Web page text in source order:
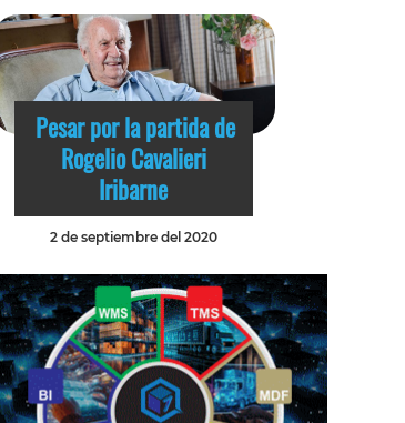
Pesar por la partida de
Rogelio Cavalieri
Iribarne
2 de septiembre del 2020